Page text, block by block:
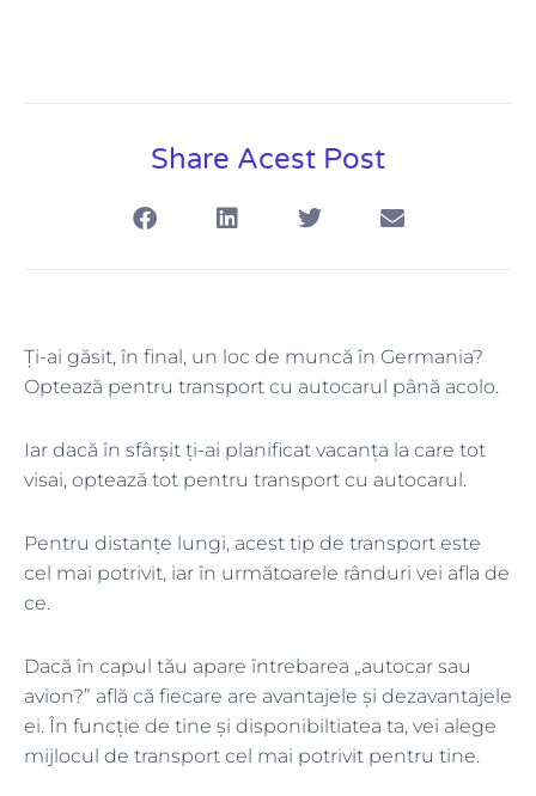
Share Acest Post
Ți-ai găsit, în final, un loc de muncă în Germania?
Optează pentru transport cu autocarul până acolo.
Iar dacă în sfârșit ți-ai planificat vacanța la care tot
visai, optează tot pentru transport cu autocarul.
Pentru distanțe lungi, acest tip de transport este
cel mai potrivit, iar în următoarele rânduri vei afla de
ce.
Dacă în capul tău apare întrebarea „autocar sau
avion?” află că fiecare are avantajele și dezavantajele
ei. În funcție de tine și disponibiltiatea ta, vei alege
mijlocul de transport cel mai potrivit pentru tine.